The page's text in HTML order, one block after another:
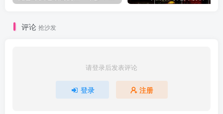
评论 抢沙发
请登录后发表评论
登录 注册